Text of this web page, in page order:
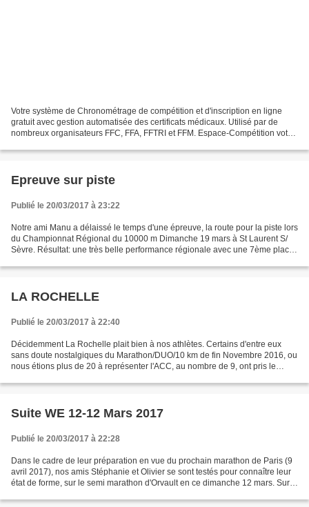
Votre système de Chronométrage de compétition et d'inscription en ligne
gratuit avec gestion automatisée des certificats médicaux. Utilisé par de
nombreux organisateurs FFC, FFA, FFTRI et FFM. Espace-Compétition votre
Epreuve sur piste
Publié le 20/03/2017 à 23:22
Notre ami Manu a délaissé le temps d'une épreuve, la route pour la piste lors
du Championnat Régional du 10000 m Dimanche 19 mars à St Laurent S/
Sèvre. Résultat: une très belle performance régionale avec une 7ème place
LA ROCHELLE
Publié le 20/03/2017 à 22:40
Décidemment La Rochelle plait bien à nos athlètes. Certains d'entre eux
sans doute nostalgiques du Marathon/DUO/10 km de fin Novembre 2016, ou
nous étions plus de 20 à représenter l'ACC, au nombre de 9, ont pris le
Suite WE 12-12 Mars 2017
Publié le 20/03/2017 à 22:28
Dans le cadre de leur préparation en vue du prochain marathon de Paris (9
avril 2017), nos amis Stéphanie et Olivier se sont testés pour connaître leur
état de forme, sur le semi marathon d'Orvault en ce dimanche 12 mars. Sur